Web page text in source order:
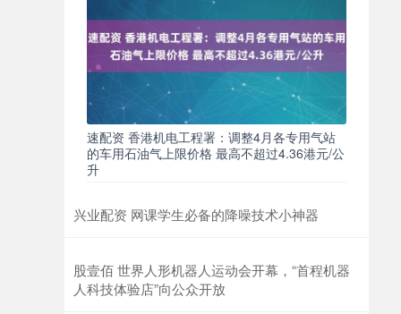
速配资 香港机电工程署：调整4月各专用气站
的车用石油气上限价格 最高不超过4.36港元/公
升
兴业配资 网课学生必备的降噪技术小神器
股壹佰 世界人形机器人运动会开幕，“首程机器
人科技体验店”向公众开放